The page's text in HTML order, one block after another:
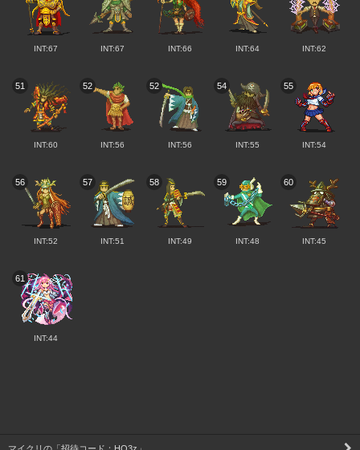
INT:67 INT:67 INT:66 INT:64 INT:62
51
INT:60
52
INT:56
52
INT:56
54
INT:55
55
INT:54
56
INT:52
57
INT:51
58
INT:49
59
INT:48
60
INT:45
61
INT:44
マイクリの「招待コード：HQ3z」